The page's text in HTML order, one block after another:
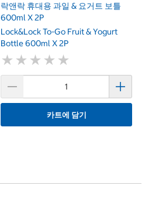
락앤락 휴대용 과일 & 요거트 보틀
600ml X 2P
Lock&Lock To-Go Fruit & Yogurt
Bottle 600ml X 2P
★ ★ ★ ★ ★
★ ★ ★ ★ ★
카트에 담기